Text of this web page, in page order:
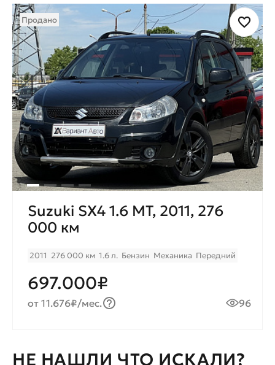
Продано
Suzuki SX4 1.6 MT, 2011, 276
000 км
2011 276 000 км 1.6 л. Бензин Механика Передний
697.000₽
от 11.676₽/мес. 96
НЕ НАШЛИ ЧТО ИСКАЛИ?